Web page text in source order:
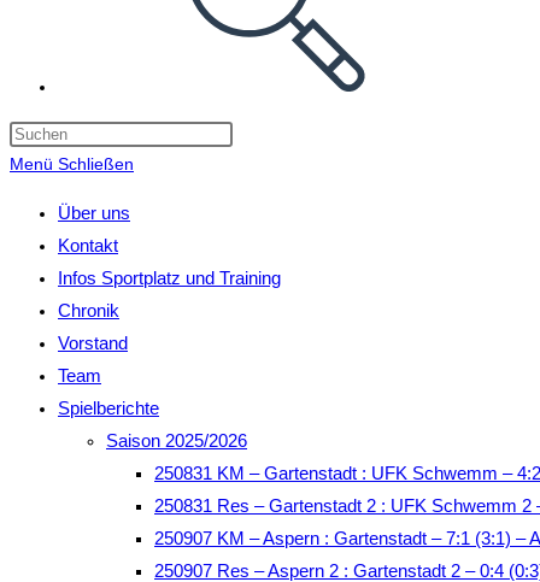
Menü Schließen
Über uns
Kontakt
Infos Sportplatz und Training
Chronik
Vorstand
Team
Spielberichte
Saison 2025/2026
250831 KM – Gartenstadt : UFK Schwemm –
250831 Res – Gartenstadt 2 : UFK Schwemm 2
250907 KM – Aspern : Gartenstadt – 7:1 (3:1) –
250907 Res – Aspern 2 : Gartenstadt 2 – 0:4